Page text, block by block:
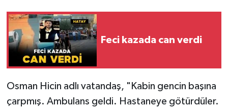
Feci kazada can verdi
Osman Hicin adlı vatandaş, "Kabin gencin başına
çarpmış. Ambulans geldi. Hastaneye götürdüler.